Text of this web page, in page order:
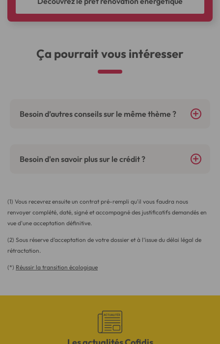
Ça pourrait vous intéresser
Besoin d’autres conseils sur le même thème ?
Besoin d'en savoir plus sur le crédit ?
(1) Vous recevrez ensuite un contrat pré-rempli qu'il vous faudra nous
renvoyer complété, daté, signé et accompagné des justificatifs demandés en
vue d'une acceptation définitive.
(2) Sous réserve d’acceptation de votre dossier et à l’issue du délai légal de
rétractation.
(*) Réussir la transition écologique